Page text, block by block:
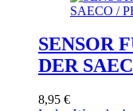
SENSOR
DER
8,95 €